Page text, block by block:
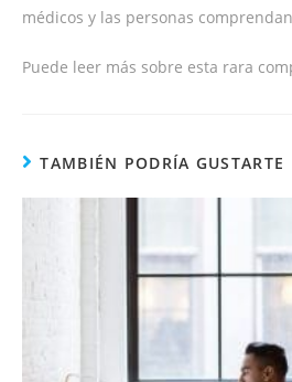
médicos y las personas
Puede leer más sobre esta rara
TAMBIÉN PODRÍA GUSTARTE